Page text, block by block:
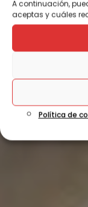
A continuación,
aceptas y cuáles
Política de